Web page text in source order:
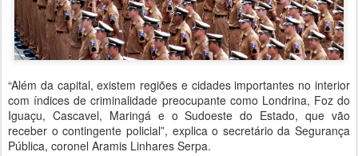
“Além da capital, existem regiões e cidades importantes no interior
com índices de criminalidade preocupante como Londrina, Foz do
Iguaçu, Cascavel, Maringá e o Sudoeste do Estado, que vão
receber o contingente policial”, explica o secretário da Segurança
Pública, coronel Aramis Linhares Serpa.